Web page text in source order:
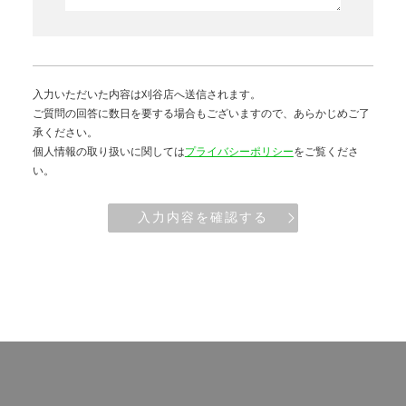
入力いただいた内容は刈谷店へ送信されます。
ご質問の回答に数日を要する場合もございますので、あらかじめご了
承ください。
個人情報の取り扱いに関してはプライバシーポリシーをご覧くださ
い。
入力内容を確認する